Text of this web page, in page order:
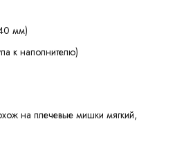
мм)
к наполнителю)
на плечевые мишки мягкий,